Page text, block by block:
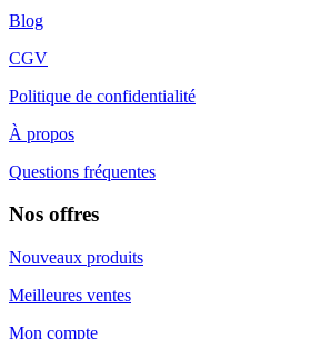
Blog
CGV
Politique de confidentialité
À propos
Questions fréquentes
Nos offres
Nouveaux produits
Meilleures ventes
Mon compte